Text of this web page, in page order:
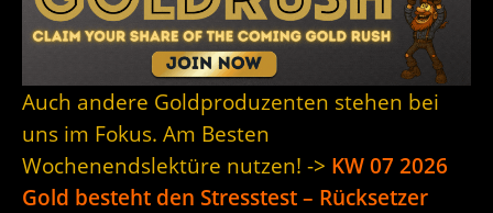
Auch andere Goldproduzenten stehen bei
uns im Fokus. Am Besten
Wochenendslektüre nutzen! -> KW 07 2026
Gold besteht den Stresstest – Rücksetzer